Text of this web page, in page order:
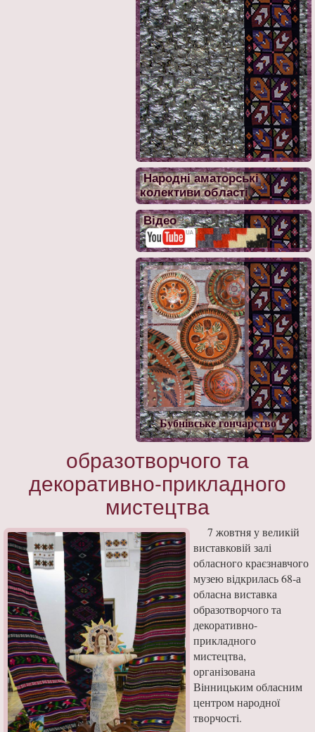
Народні аматорські
колективи області
Відео
Бубнівське гончарство
образотворчого та
декоративно-прикладного
мистецтва
7 жовтня у великій
виставковій залі
обласного краєзнавчого
музею відкрилась 68-а
обласна виставка
образотворчого та
декоративно-
прикладного
мистецтва,
організована
Вінницьким обласним
центром народної
творчості.